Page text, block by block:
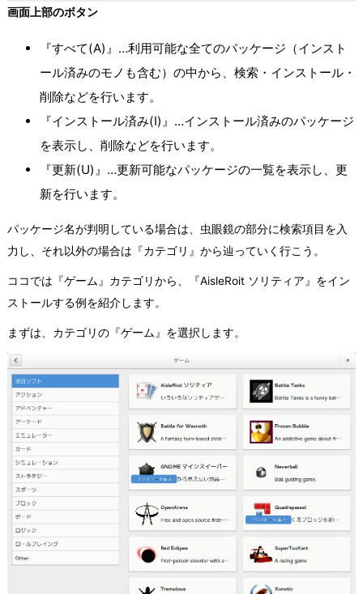
画面上部のボタン
『すべて(A)』…利用可能な全てのパッケージ（インスト
ール済みのモノも含む）の中から、検索・インストール・
削除などを行います。
『インストール済み(I)』…インストール済みのパッケージ
を表示し、削除などを行います。
『更新(U)』…更新可能なパッケージの一覧を表示し、更
新を行います。
パッケージ名が判明している場合は、虫眼鏡の部分に検索項目を入
力し、それ以外の場合は『カテゴリ』から辿っていく行こう。
ココでは『ゲーム』カテゴリから、『AisleRoit ソリティア』をイン
ストールする例を紹介します。
まずは、カテゴリの『ゲーム』を選択します。